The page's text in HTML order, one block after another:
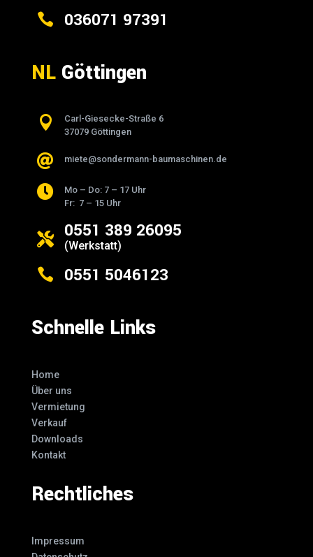
 036071 97391
NLGöttingen

Carl-Giesecke-Straße 6
37079 Göttingen
 miete@sondermann-baumaschinen.de

Mo – Do: 7 – 17 Uhr
Fr: 7 – 15 Uhr
 0551 389 26095
(Werkstatt)
 0551 5046123
Schnelle Links
Home
Über uns
Vermietung
Verkauf
Downloads
Kontakt
Rechtliches
Impressum